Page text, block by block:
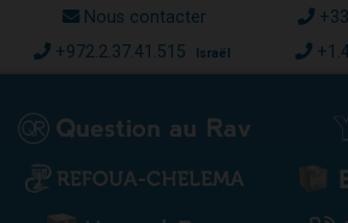
Nous contacter
+972.2.37.41.515 Israël